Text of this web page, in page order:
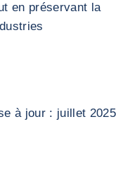
en préservant la
à jour : juillet 2025